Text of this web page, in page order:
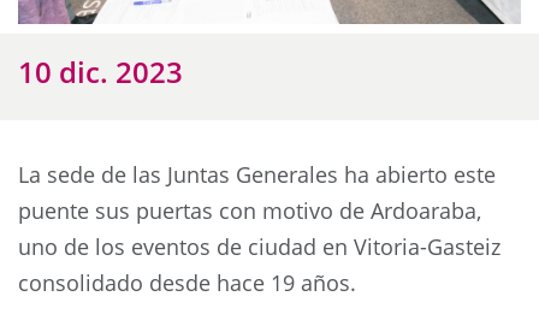
10 dic. 2023
La sede de las Juntas Generales ha abierto este
puente sus puertas con motivo de Ardoaraba,
uno de los eventos de ciudad en Vitoria-Gasteiz
consolidado desde hace 19 años.